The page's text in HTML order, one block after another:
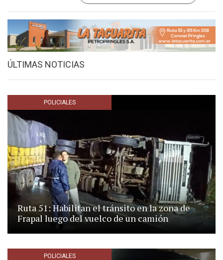
ÚLTIMAS NOTICIAS
POLICIALES
Ruta 51: Habilitan el tránsito en la zona de
Frapal luego del vuelco de un camión
POLICIALES